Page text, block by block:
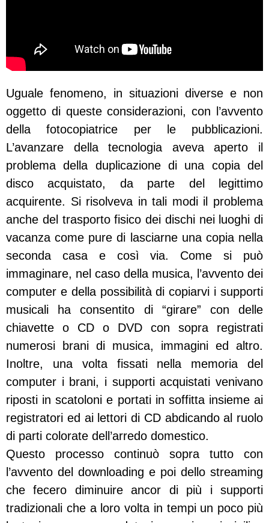
Uguale fenomeno, in situazioni diverse e non
oggetto di queste considerazioni, con l’avvento
della fotocopiatrice per le pubblicazioni.
L’avanzare della tecnologia aveva aperto il
problema della duplicazione di una copia del
disco acquistato, da parte del legittimo
acquirente. Si risolveva in tali modi il problema
anche del trasporto fisico dei dischi nei luoghi di
vacanza come pure di lasciarne una copia nella
seconda casa e così via. Come si può
immaginare, nel caso della musica, l’avvento dei
computer e della possibilità di copiarvi i supporti
musicali ha consentito di “girare” con delle
chiavette o CD o DVD con sopra registrati
numerosi brani di musica, immagini ed altro.
Inoltre, una volta fissati nella memoria del
computer i brani, i supporti acquistati venivano
riposti in scatoloni e portati in soffitta insieme ai
registratori ed ai lettori di CD abdicando al ruolo
di parti colorate dell’arredo domestico.
Questo processo continuò sopra tutto con
l’avvento del downloading e poi dello streaming
che fecero diminuire ancor di più i supporti
tradizionali che a loro volta in tempi un poco più